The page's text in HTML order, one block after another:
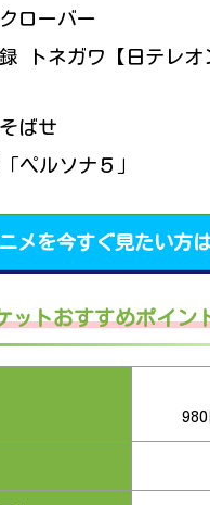
ローバー
トネガワ【日テレオ
ばせ
ペルソナ５」
ニメを今すぐ見たい方
ットおすすめポイン